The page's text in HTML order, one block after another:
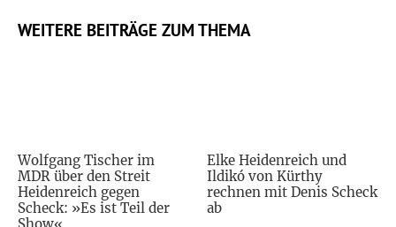
WEITERE BEITRÄGE ZUM THEMA
Wolfgang Tischer im
MDR über den Streit
Heidenreich gegen
Scheck: »Es ist Teil der
Elke Heidenreich und
Ildikó von Kürthy
rechnen mit Denis Scheck
ab